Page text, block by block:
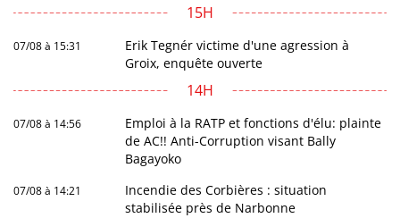
15H
07/08 à 15:31
Erik Tegnér victime d'une agression à
Groix, enquête ouverte
14H
07/08 à 14:56
Emploi à la RATP et fonctions d'élu: plainte
de AC!! Anti-Corruption visant Bally
Bagayoko
07/08 à 14:21
Incendie des Corbières : situation
stabilisée près de Narbonne